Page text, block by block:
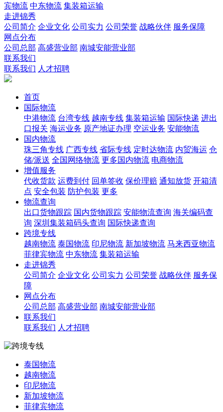
宾物流 中东物流 集装箱运输
走进锦秀
公司简介 企业文化 公司实力 公司荣誉 战略伙伴 服务保障
网点分布
公司总部 高盛营业部 南城安能营业部
联系我们
联系我们 人才招聘
首页
国际物流
中港物流 台湾专线 越南专线 集装箱运输 国际快递 进出
口报关 海运业务 原产地证办理 空运业务 安能物流
国内物流
珠三角专线 广西专线 省际专线 定时达物流 内贸海运 仓
储/派送 全国网络物流 更多国内物流 电商物流
增值服务
代收货款 运费到付 回单签收 保价理赔 通知放货 开箱清
点 安全包装 防护包装 更多
物流查询
出口货物跟踪 国内货物跟踪 安能物流查询 海关编码查
询 深圳集装箱码头查询 国际快递查询
跨境专线
越南物流 泰国物流 印尼物流 新加坡物流 马来西亚物流
菲律宾物流 中东物流 集装箱运输
走进锦秀
公司简介 企业文化 公司实力 公司荣誉 战略伙伴 服务保
障
网点分布
公司总部 高盛营业部 南城安能营业部
联系我们
联系我们 人才招聘
泰国物流
越南物流
印尼物流
新加坡物流
菲律宾物流